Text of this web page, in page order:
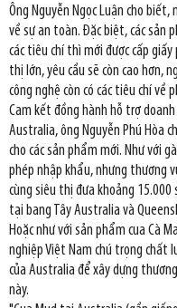
Ông Nguyễn Ngọc Luận cho
về sự an toàn. Đặc biệt, các sản
các tiêu chí thì mới được cấp giấy
thị lớn, yêu cầu sẽ còn cao hơn,
công nghệ còn có các tiêu chí về
Cam kết đồng hành hỗ trợ
Australia, ông Nguyễn Phú Hòa
cho các sản phẩm mới. Như với
phép nhập khẩu, nhưng thương
cùng siêu thị đưa khoảng
tại bang Tây Australia và
Hoặc như với sản phẩm cua Cà
nghiệp Việt Nam chú trọng chất
của Australia để xây dựng
này.